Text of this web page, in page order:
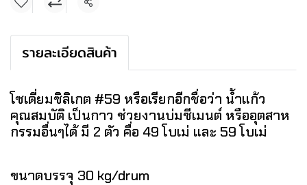
แชร์
รายละเอียดสินค้า
โซเดี่ยมซิลิเกต #59 หรือเรียกอีกชื่อว่า น้ำแก้ว
คุณสมบัติ เป็นกาว ช่วยงานบ่มซีเมนต์ หรืออุตสาห
กรรมอื่นๆได้ มี 2 ตัว คื่อ 49 โบเม่ และ 59 โบเม่
ขนาดบรรจุ 30 kg/drum